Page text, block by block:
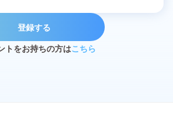
登録する
トをお持ちの方はこちら